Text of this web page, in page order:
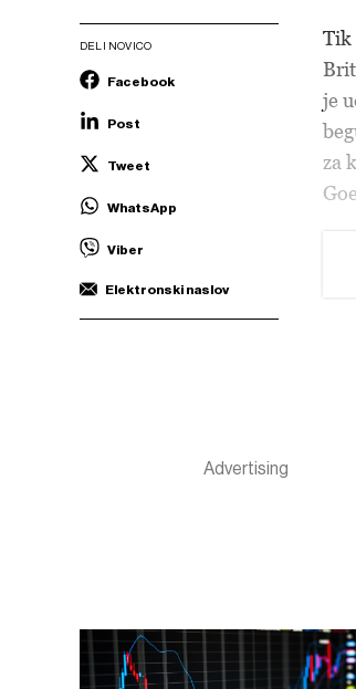
DELI NOVICO
Facebook
Post
Tweet
WhatsApp
Viber
Elektronski naslov
Tik
je
za